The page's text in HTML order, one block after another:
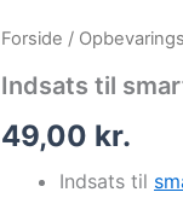
Forside /
Indsats til
49,00 kr.
Indsats til
Indsats
smartstore
-